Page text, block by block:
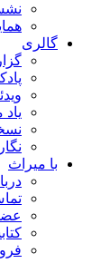
گالری
یاد
با میراث